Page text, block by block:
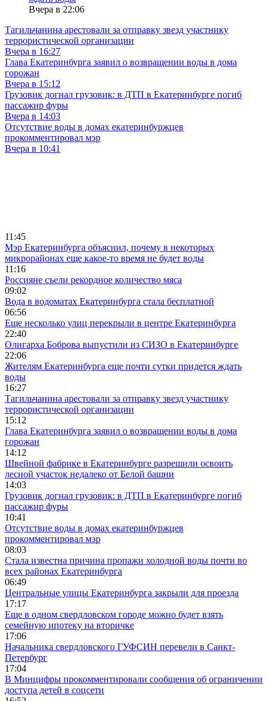
Вчера в 22:06
Тагильчанина арестовали за отправку звезд участнику
террористической организации
Вчера в 16:27
Глава Екатеринбурга заявил о возвращении воды в дома
горожан
Вчера в 15:12
Грузовик догнал грузовик: в ДТП в Екатеринбурге погиб
пассажир фуры
Вчера в 14:03
Отсутствие воды в домах екатеринбуржцев
прокомментировал мэр
Вчера в 10:41
11:45
Мэр Екатеринбурга объяснил, почему в некоторых
микрорайонах еще какое-то время не будет воды
11:16
Россияне съели рекордное количество мяса
09:02
Вода в водоматах Екатеринбурга стала бесплатной
06:56
Еще несколько улиц перекрыли в центре Екатеринбурга
22:40
Олигарха Боброва выпустили из СИЗО в Екатеринбурге
22:06
Жителям Екатеринбурга еще почти сутки придется ждать
воды
16:27
Тагильчанина арестовали за отправку звезд участнику
террористической организации
15:12
Глава Екатеринбурга заявил о возвращении воды в дома
горожан
14:12
Швейной фабрике в Екатеринбурге разрешили освоить
лесной участок недалеко от Белой башни
14:03
Грузовик догнал грузовик: в ДТП в Екатеринбурге погиб
пассажир фуры
10:41
Отсутствие воды в домах екатеринбуржцев
прокомментировал мэр
08:03
Стала известна причина пропажи холодной воды почти во
всех районах Екатеринбурга
06:49
Центральные улицы Екатеринбурга закрыли для проезда
17:17
Еще в одном свердловском городе можно будет взять
семейную ипотеку на вторичке
17:06
Начальника свердловского ГУФСИН перевели в Санкт-
Петербург
17:04
В Минцифры прокомментировали сообщения об ограничении
доступа детей в соцсети